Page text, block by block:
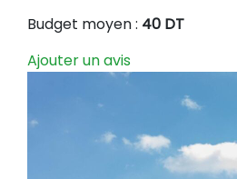
Budget moyen : 40 DT
Ajouter un avis